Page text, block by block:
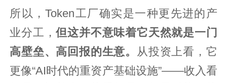
所以，Token工厂确实是一种更先进的产
业分工，但这并不意味着它天然就是一门
高壁垒、高回报的生意。 从投资上看，它
更像“AI时代的重资产基础设施”——收入看